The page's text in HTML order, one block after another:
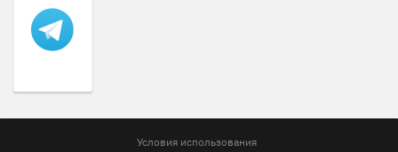
Условия использования